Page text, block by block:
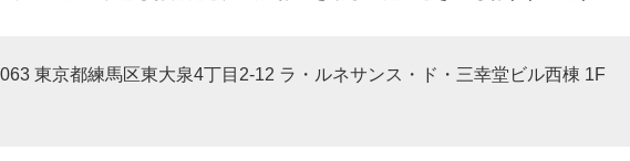
東京都練馬区東大泉4丁目2-12 ラ・ルネサンス・ド・三幸堂ビル西棟 1F